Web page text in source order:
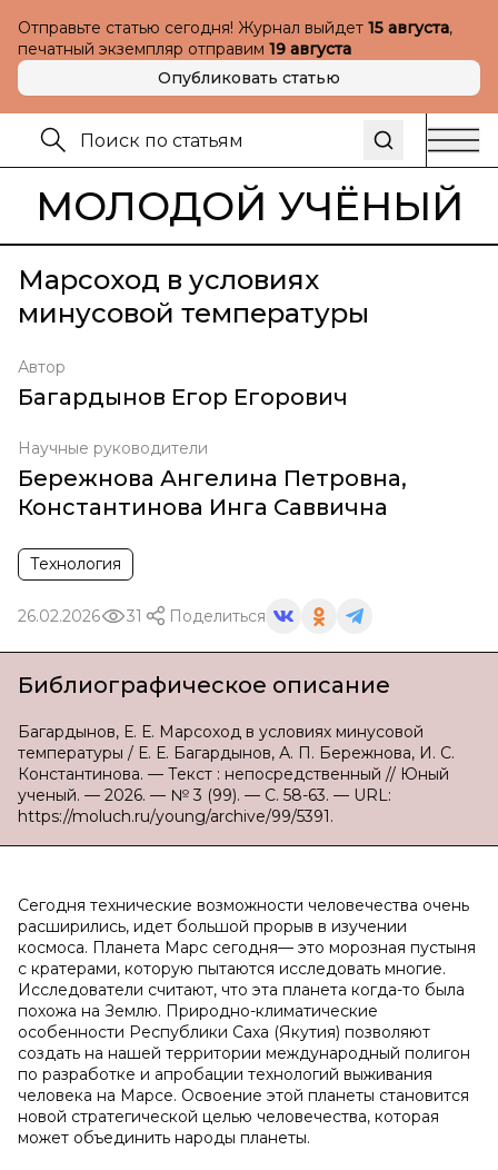
Отправьте статью сегодня! Журнал выйдет 15 августа,
печатный экземпляр отправим 19 августа
Опубликовать статью
МОЛОДОЙ УЧЁНЫЙ
Марсоход в условиях
минусовой температуры
Автор
Багардынов Егор Егорович
Научные руководители
Бережнова Ангелина Петровна,
Константинова Инга Саввична
Технология
26.02.2026 31 Поделиться
Библиографическое описание
Багардынов, Е. Е. Марсоход в условиях минусовой
температуры / Е. Е. Багардынов, А. П. Бережнова, И. С.
Константинова. — Текст : непосредственный // Юный
ученый. — 2026. — № 3 (99). — С. 58-63. — URL:
https://moluch.ru/young/archive/99/5391.
Сегодня технические возможности человечества очень
расширились, идет большой прорыв в изучении
космоса. Планета Марс сегодня— это морозная пустыня
с кратерами, которую пытаются исследовать многие.
Исследователи считают, что эта планета когда-то была
похожа на Землю. Природно-климатические
особенности Республики Саха (Якутия) позволяют
создать на нашей территории международный полигон
по разработке и апробации технологий выживания
человека на Марсе. Освоение этой планеты становится
новой стратегической целью человечества, которая
может объединить народы планеты.